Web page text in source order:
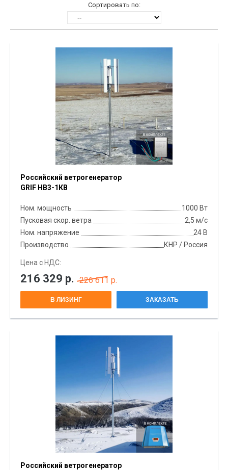
Сортировать по:
Российский ветрогенератор
GRIF НВ3-1КВ
Ном. мощность
1000 Вт
Пусковая скор. ветра
2,5 м/с
Ном. напряжение
24 В
Производство
КНР / Россия
Цена с НДС:
216 329 р. 226 611 р.
В ЛИЗИНГ ЗАКАЗАТЬ
Российский ветрогенератор